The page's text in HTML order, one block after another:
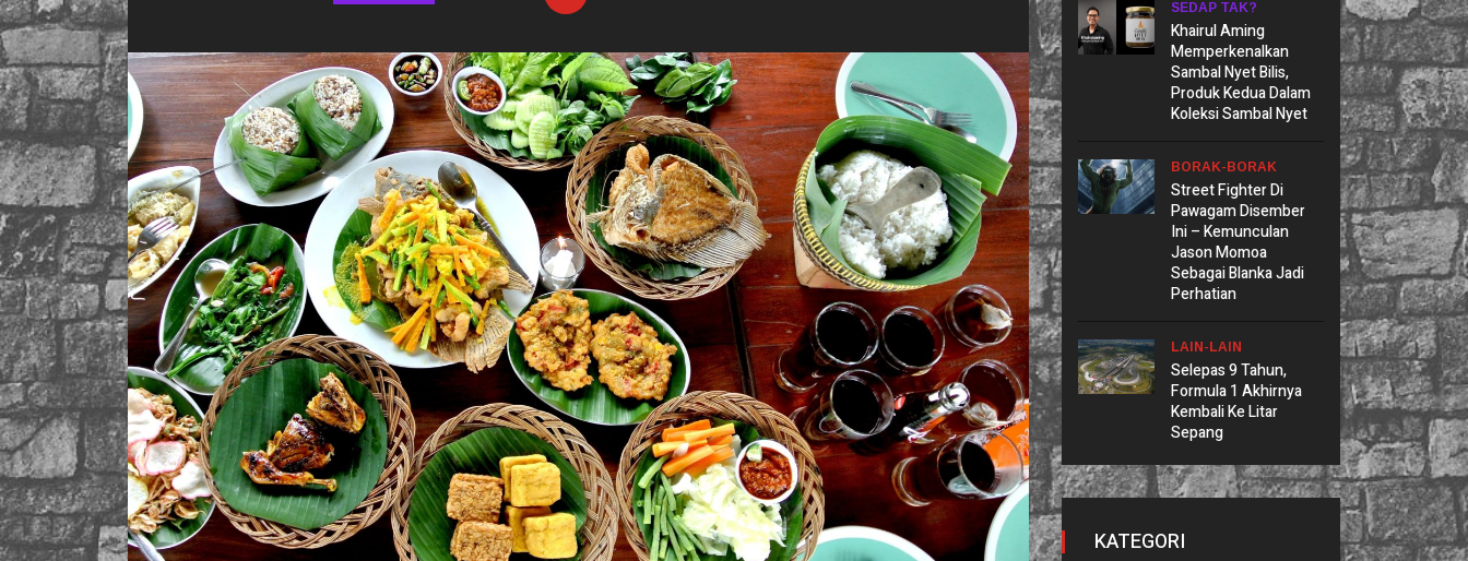
SEDAP TAK?
Khairul Aming
Memperkenalkan
Sambal Nyet Bilis,
Produk Kedua Dalam
Koleksi Sambal Nyet
BORAK-BORAK
Street Fighter Di
Pawagam Disember
Ini – Kemunculan
Jason Momoa
Sebagai Blanka Jadi
Perhatian
LAIN-LAIN
Selepas 9 Tahun,
Formula 1 Akhirnya
Kembali Ke Litar
Sepang
KATEGORI